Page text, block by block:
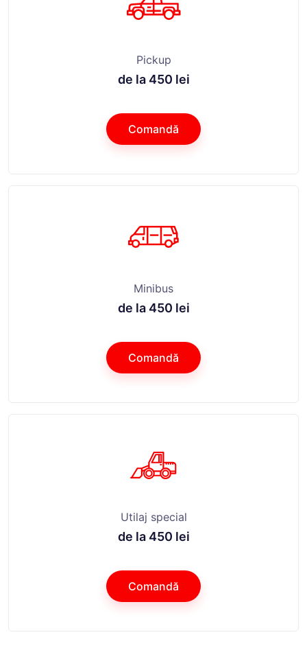
Pickup
de la 450 lei
Comandă
Minibus
de la 450 lei
Comandă
Utilaj special
de la 450 lei
Comandă